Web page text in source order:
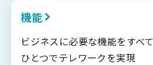
機能
ビジネスに必要な機能をすべ
ひとつでテレワークを実現